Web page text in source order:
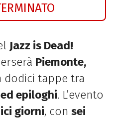
Jazz is Dead!
Piemonte,
tappe tra
epiloghi. L’evento
giorni, con sei